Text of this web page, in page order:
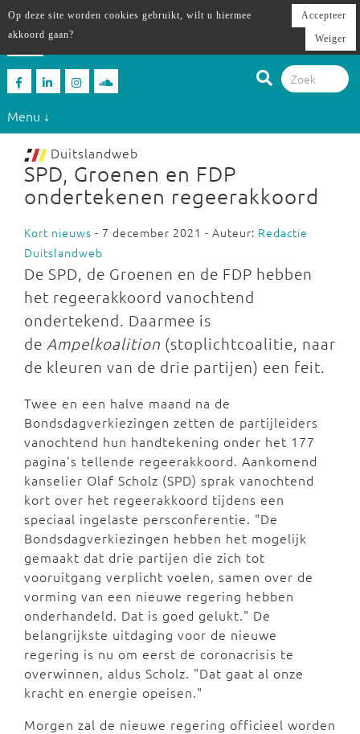
Menu ↓
Duitslandweb
SPD, Groenen en FDP
ondertekenen regeerakkoord
Kort nieuws - 7 december 2021 - Auteur: Redactie
Duitslandweb
De SPD, de Groenen en de FDP hebben
het regeerakkoord vanochtend
ondertekend. Daarmee is
de Ampelkoalition (stoplichtcoalitie, naar
de kleuren van de drie partijen) een feit.
Twee en een halve maand na de
Bondsdagverkiezingen zetten de partijleiders
vanochtend hun handtekening onder het 177
pagina's tellende regeerakkoord. Aankomend
kanselier Olaf Scholz (SPD) sprak vanochtend
kort over het regeerakkoord tijdens een
speciaal ingelaste persconferentie. "De
Bondsdagverkiezingen hebben het mogelijk
gemaakt dat drie partijen die zich tot
vooruitgang verplicht voelen, samen over de
vorming van een nieuwe regering hebben
onderhandeld. Dat is goed gelukt." De
belangrijkste uitdaging voor de nieuwe
regering is nu om eerst de coronacrisis te
overwinnen, aldus Scholz. "Dat gaat al onze
kracht en energie opeisen."
Morgen zal de nieuwe regering officieel worden
Op deze site worden cookies gebruikt, wilt u hiermee
akkoord gaan?
Accepteer
Weiger